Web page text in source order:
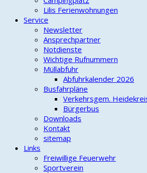
Lilis Ferienwohnungen
Service
Newsletter
Ansprechpartner
Notdienste
Wichtige Rufnummern
Müllabfuhr
Abfuhrkalender 2026
Busfahrpläne
Verkehrsgem.
Bürgerbus
Downloads
Kontakt
sitemap
Links
Freiwillige Feuerwehr
Sportverein